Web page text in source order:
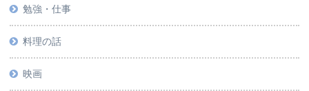
勉強・仕事
料理の話
映画